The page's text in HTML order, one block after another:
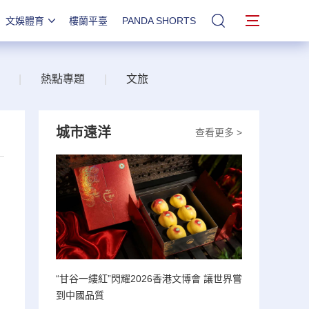
文娛體育 樓蘭平臺 PANDA SHORTS 站內搜索
熱點專題 文旅
查看更多 >
城市遠洋
“甘谷一縷紅”閃耀2026香港文博會 讓世界嘗
到中國品質